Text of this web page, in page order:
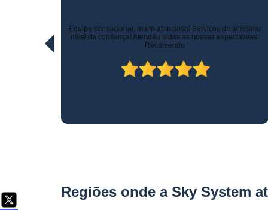
Quando comprei fui muito bem atendido na hora da venda e
pelo suporte! Não demoraram para marcar a instalação e o
técnico tomou todo cuidado com meu carro. Estou trocando de
veículo e vou instalar no outro! Recomendo!
Regiões onde a Sky System